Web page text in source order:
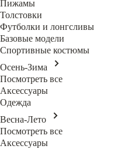
Пижамы
Толстовки
Футболки и лонгсливы
Базовые модели
Спортивные костюмы
Осень-Зима
Посмотреть все
Аксессуары
Одежда
Весна-Лето
Посмотреть все
Аксессуары